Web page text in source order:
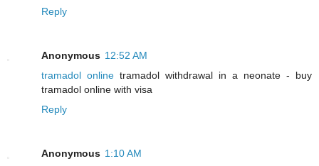
Reply
Anonymous 12:52 AM
tramadol online tramadol withdrawal in a neonate - buy
tramadol online with visa
Reply
Anonymous 1:10 AM